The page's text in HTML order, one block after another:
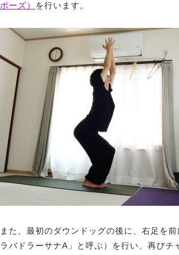
ポーズ） を行います。
また、最初のダウンドッグの後に、右足を前
ラバドラーサナA」と呼ぶ）を行い、再び